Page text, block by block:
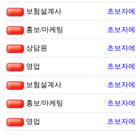
보험설계사 초보자
홍보/마케팅 초보자
상담원 초보자
영업 초보자
보험설계사 초보자
홍보/마케팅 초보자
영업 초보자